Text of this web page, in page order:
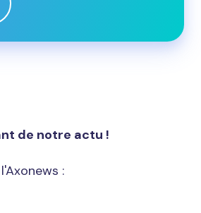
de notre actu !
: